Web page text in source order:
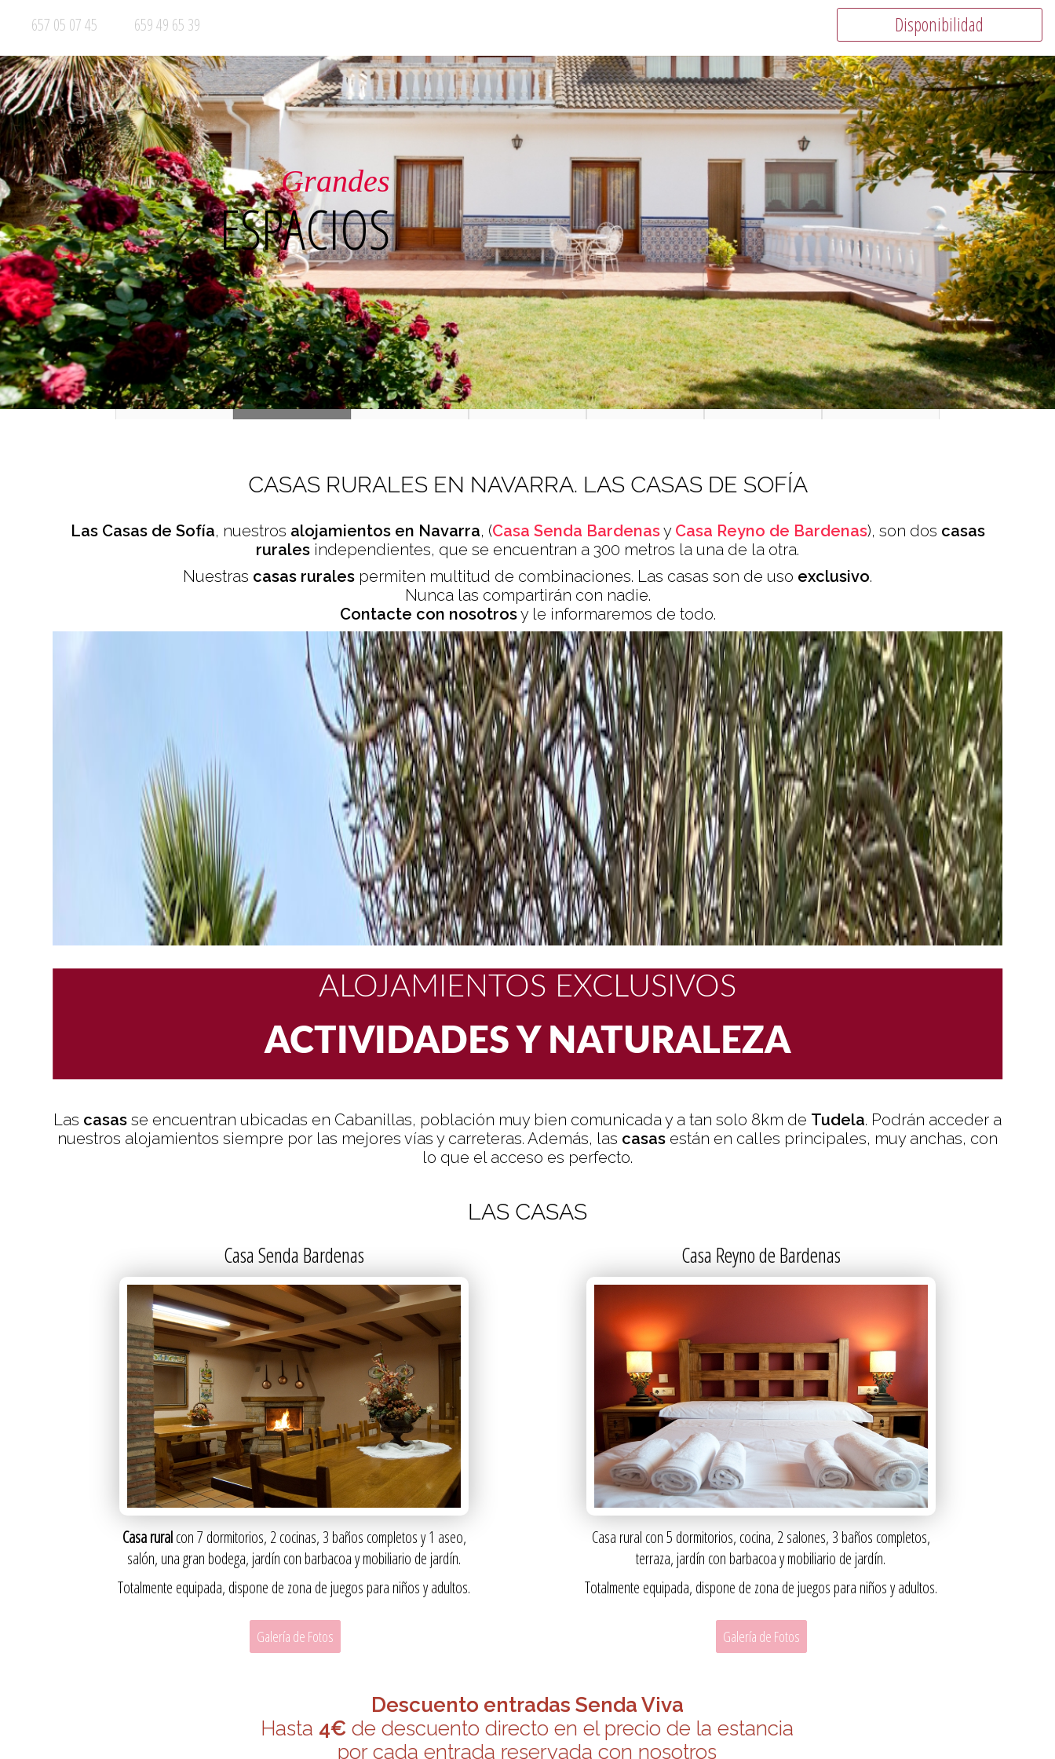
657 05 07 45 659 49 65 39 Disponibilidad
Entorno
PRIVILEGIADO
CASAS RURALES EN NAVARRA. LAS CASAS DE SOFÍA
Las Casas de Sofía, nuestros alojamientos en Navarra, (Casa Senda Bardenasy Casa Reyno de Bardenas), son dos casas
rurales independientes, que se encuentran a 300 metros la una de la otra.
Nuestras casas rurales permiten multitud de combinaciones. Las casas son de uso exclusivo.
Nunca las compartirán con nadie.
Contacte con nosotrosy le informaremos de todo.
ALOJAMIENTOS EXCLUSIVOS
PAREJAS CON NIÑOS
SENDA VIVA. HASTA 5€ DESCUENTO
ACTIVIDADES Y NATURALEZA
ESCAPADA ROMÁNTICA
DETALLES Y DECORACIÓN ESPECIAL
Las casas se encuentran ubicadas en Cabanillas, población muy bien comunicada y a tan solo 8km de Tudela. Podrán acceder a
nuestros alojamientos siempre por las mejores vías y carreteras. Además, las casas están en calles principales, muy anchas, con
lo que el acceso es perfecto.
LAS CASAS
Casa Senda Bardenas
Casa ruralcon 7 dormitorios, 2 cocinas, 3 baños completos y 1 aseo,
salón, una gran bodega, jardín con barbacoa y mobiliario de jardín.
Totalmente equipada, dispone de zona de juegos para niños y adultos.
Galería de Fotos
Casa Reyno de Bardenas
Casa rural con 5 dormitorios, cocina, 2 salones, 3 baños completos,
terraza, jardín con barbacoa y mobiliario de jardín.
Totalmente equipada, dispone de zona de juegos para niños y adultos.
Galería de Fotos
Descuento entradas Senda Viva
Hasta 4€ de descuento directo en el precio de la estancia
por cada entrada reservada con nosotros